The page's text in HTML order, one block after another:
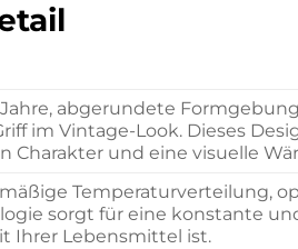
abgerundete
im Vintage-Look. Dieses
Charakter und eine visuelle
Temperaturverteilung,
sorgt für eine konstante
Ihrer Lebensmittel ist.